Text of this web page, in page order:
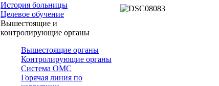
История больницы
Целевое обучение
Вышестоящие и
контролирующие органы
Вышестоящие органы
Контролирующие органы
Система ОМС
Горячая линия по